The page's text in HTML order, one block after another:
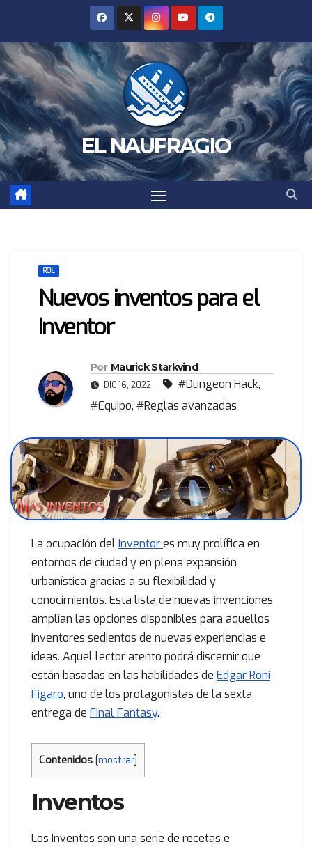
contenido
EL NAUFRAGIO
ROL
Nuevos inventos para el
Inventor
Por Maurick Starkvind
DIC 16, 2022 #Dungeon Hack,
#Equipo, #Reglas avanzadas
La ocupación delInventores muy prolífica en
entornos de ciudad y en plena expansión
urbanística gracias a su flexibilidad y
conocimientos. Esta lista de nuevas invenciones
amplían las opciones disponibles para aquellos
inventores sedientos de nuevas experiencias e
ideas. Aquel lector atento podrá discernir que
están basadas en las habilidades de Edgar Roni
Figaro, uno de los protagonistas de la sexta
entrega de Final Fantasy.
Contenidos [mostrar]
Inventos
Los Inventos son una serie de recetas e